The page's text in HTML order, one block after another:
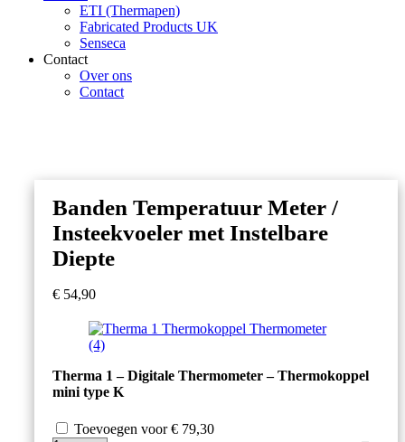
ETI (Thermapen)
Fabricated Products UK
Senseca
Contact
Over ons
Contact
Banden Temperatuur Meter /
Insteekvoeler met Instelbare
Diepte
€ 54,90
Therma 1 – Digitale Thermometer – Thermokoppel
mini type K
Toevoegen voor€ 79,30